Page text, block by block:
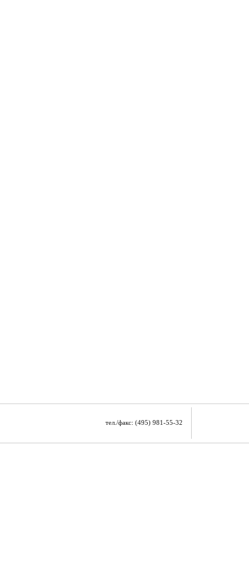
тел./факс: (495) 981-55-32